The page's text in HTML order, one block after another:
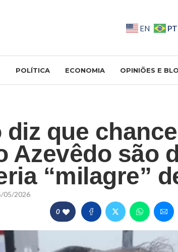
EN PT
POLÍTICA ECONOMIA OPINIÕES E
diz que
Azevêdo são
“milagre”
05/2026
0